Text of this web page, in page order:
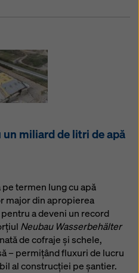
miliard de litri de apă
termen lung cu apă
major din apropierea
a deveni un record
Neubau Wasserbehälter
de cofraje și schele,
– permițând fluxuri de lucru
al construcției pe șantier.